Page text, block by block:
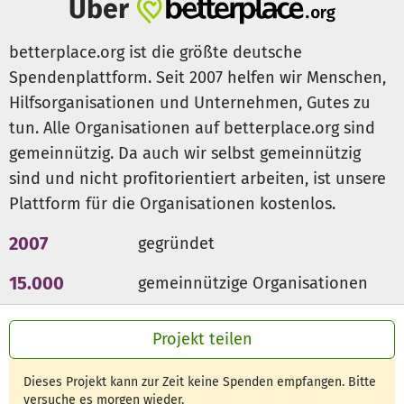
Projekt teilen
Dieses Projekt kann zur Zeit keine Spenden empfangen. Bitte
versuche es morgen wieder.
Zusätzlich zu den einheitlichen Projektwochen
organisieren wir jedes Jahr ein vielfältiges und buntes
Programm, das für alle Interessierten frei zugänglich ist.
Durch Ihre Unterstützung können wir das Angebot auch in
Zukunft aufrechterhalten und unser Angebot weiter
ausbauen.
Im Jahr 2018 werden folgende Themen im Vordergrund
stehen, die ebenfalls vom Deutschen Akademischen
Austauschdienst (DAAD) unterstützt werden:
Inklusion von weniger repräsentierten Gruppen:
Teilnehmern aus benachteiligten Verhältnissen soll der
Zugang zu den bestehenden Angeboten erleichtert
werden. Hierzu zählen u.a. Teilnehmer mit besonderen
Bedürfnissen, Bildungsproblemen, kulturellen
ethnische Herkunft oder Diskriminierung aufgrund des
Über
betterplace.org ist die größte deutsche
Spendenplattform. Seit 2007 helfen wir Menschen,
Hilfsorganisationen und Unternehmen, Gutes zu
tun. Alle Organisationen auf betterplace.org sind
gemeinnützig. Da auch wir selbst gemeinnützig
sind und nicht profitorientiert arbeiten, ist unsere
Plattform für die Organisationen kostenlos.
2007 gegründet
15.000 gemeinnützige Organisationen
300 Mio € für den guten Zweck